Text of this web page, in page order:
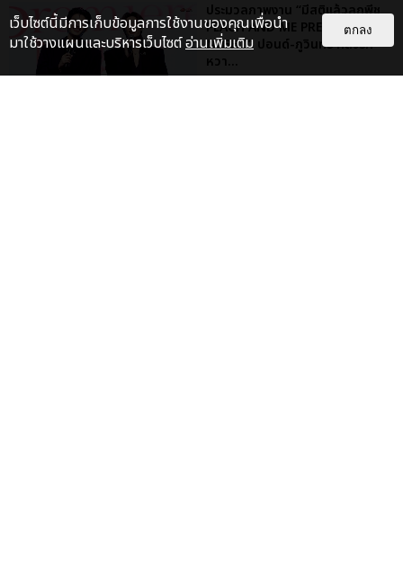
ประมวลภาพงาน “มีสติแล้วลูกพีช
PEACH AND ME PREMIERE
NIGHT” ปอนด์-ภูวินทร์ คลั่งรัก
หวา...
เว็บไซต์นี้มีการเก็บข้อมูลการใช้งานของคุณเพื่อนำ
มาใช้วางแผนและบริหารเว็บไซต์อ่านเพิ่มเติม
ตกลง